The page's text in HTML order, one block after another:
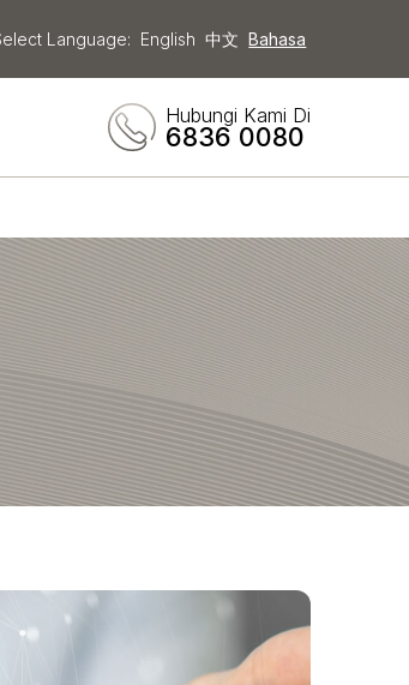
Language: English 中文 Bahasa
Hubungi Kami Di
6836 0080